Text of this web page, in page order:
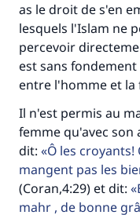
as le droit de s'en
lesquels l'Islam ne
percevoir
est sans
entre l'homme et la
Il n'est permis au
femme qu'avec son
dit:
Ô les
mangent pas les
(Coran,4:29) et dit:
mahr , de bonne
Le
"Celui qui
même